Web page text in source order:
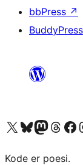
bbPress ↗
BuddyPress
Besøk vår konto på X Visit our Bluesky account
Besøk vår Mastodon-konto
Visit ourBesøk vår
Kode er poesi.